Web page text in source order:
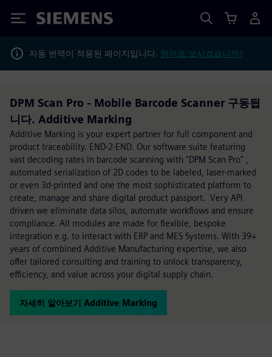
Siemens
자동 번역이 적용된 페이지입니다. 영어로 보시겠습니까?
DPM Scan Pro - Mobile Barcode Scanner 구동됩
니다. Additive Marking
Additive Marking is your expert partner for full component and
product traceability. END-2-END. Our software suite featuring
vast decoding rates in barcode scanning with "DPM Scan Pro" ,
automated serialization of 2D codes to be labeled, laser-marked
or even 3d-printed and one the most sophisticated platform to
create, manage and share digital product passport. Very API
driven we eliminate data silos, automate workflows and ensure
compliance. All modules are made for flexible, bespoke
integration e.g. to interact with ERP and MES Systems. With 39+
years of combined Additive Manufacturing expertise, we also
offer tailored consulting and training to unlock transparency,
efficiency, and value across your digital supply chain.
자세히 알아보기 Additive Marking